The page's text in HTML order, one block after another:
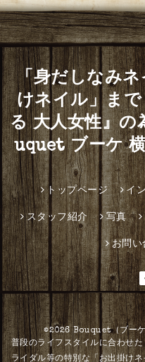
「身だしなみ
けネイル」ま
る 大人女性』の
uquet ブーケ
トップページ イ
スタッフ紹介 写真
お問い
©2026Bouquet（ブーケ
普段のライフスタイルに合わせ
ライダル等の特別な「お出掛け